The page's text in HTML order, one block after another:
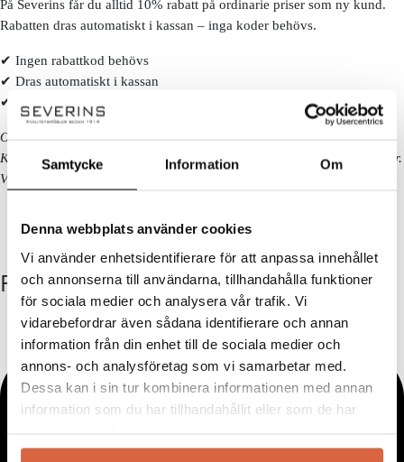
Samtycke Information Om
Denna webbplats använder cookies
Vi använder enhetsidentifierare för att anpassa innehållet
och annonserna till användarna, tillhandahålla funktioner
för sociala medier och analysera vår trafik. Vi
vidarebefordrar även sådana identifierare och annan
information från din enhet till de sociala medier och
annons- och analysföretag som vi samarbetar med.
Dessa kan i sin tur kombinera informationen med annan
information som du har tillhandahållit eller som de har
På Severins får du alltid 10% rabatt på ordinarie priser som ny kund.
Rabatten dras automatiskt i kassan – inga koder behövs.
✔ Ingen rabattkod behövs
✔ Dras automatiskt i kassan
✔ Gäller på ordinarie priser
Observera!
Kan ej kombineras med andra erbjudanden eller redan nedsatta priser.
Vissa kategorier och varumärken är exkluderade. Se alla villkor
FÖLJ OSS